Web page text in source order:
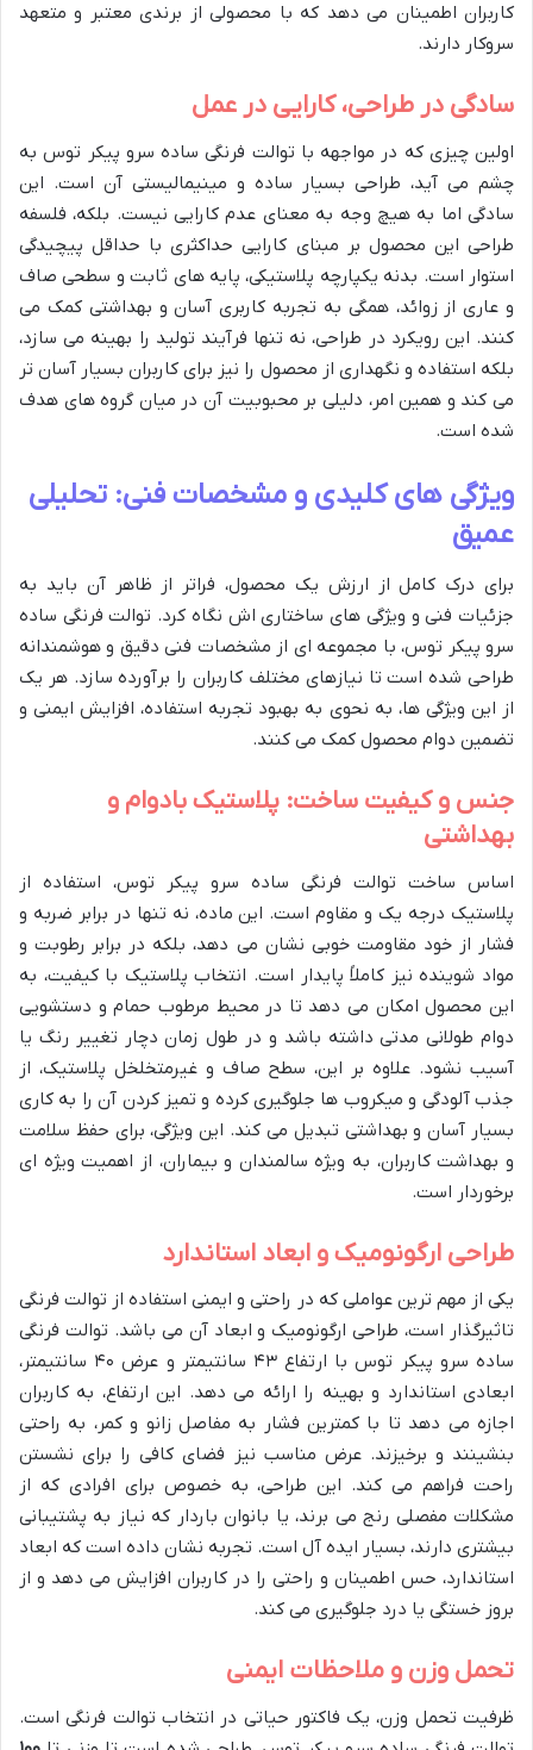
کاربران اطمینان می دهد که با محصولی از برندی معتبر و متعهد
سروکار دارند.
سادگی در طراحی، کارایی در عمل
اولین چیزی که در مواجهه با توالت فرنگی ساده سرو پیکر توس به
چشم می آید، طراحی بسیار ساده و مینیمالیستی آن است. این
سادگی اما به هیچ وجه به معنای عدم کارایی نیست. بلکه، فلسفه
طراحی این محصول بر مبنای کارایی حداکثری با حداقل پیچیدگی
استوار است. بدنه یکپارچه پلاستیکی، پایه های ثابت و سطحی صاف
و عاری از زوائد، همگی به تجربه کاربری آسان و بهداشتی کمک می
کنند. این رویکرد در طراحی، نه تنها فرآیند تولید را بهینه می سازد،
بلکه استفاده و نگهداری از محصول را نیز برای کاربران بسیار آسان تر
می کند و همین امر، دلیلی بر محبوبیت آن در میان گروه های هدف
شده است.
ویژگی های کلیدی و مشخصات فنی: تحلیلی
عمیق
برای درک کامل از ارزش یک محصول، فراتر از ظاهر آن باید به
جزئیات فنی و ویژگی های ساختاری اش نگاه کرد. توالت فرنگی ساده
سرو پیکر توس، با مجموعه ای از مشخصات فنی دقیق و هوشمندانه
طراحی شده است تا نیازهای مختلف کاربران را برآورده سازد. هر یک
از این ویژگی ها، به نحوی به بهبود تجربه استفاده، افزایش ایمنی و
تضمین دوام محصول کمک می کنند.
جنس و کیفیت ساخت: پلاستیک بادوام و
بهداشتی
اساس ساخت توالت فرنگی ساده سرو پیکر توس، استفاده از
پلاستیک درجه یک و مقاوم است. این ماده، نه تنها در برابر ضربه و
فشار از خود مقاومت خوبی نشان می دهد، بلکه در برابر رطوبت و
مواد شوینده نیز کاملاً پایدار است. انتخاب پلاستیک با کیفیت، به
این محصول امکان می دهد تا در محیط مرطوب حمام و دستشویی
دوام طولانی مدتی داشته باشد و در طول زمان دچار تغییر رنگ یا
آسیب نشود. علاوه بر این، سطح صاف و غیرمتخلخل پلاستیک، از
جذب آلودگی و میکروب ها جلوگیری کرده و تمیز کردن آن را به کاری
بسیار آسان و بهداشتی تبدیل می کند. این ویژگی، برای حفظ سلامت
و بهداشت کاربران، به ویژه سالمندان و بیماران، از اهمیت ویژه ای
برخوردار است.
طراحی ارگونومیک و ابعاد استاندارد
یکی از مهم ترین عواملی که در راحتی و ایمنی استفاده از توالت فرنگی
تاثیرگذار است، طراحی ارگونومیک و ابعاد آن می باشد. توالت فرنگی
ساده سرو پیکر توس با ارتفاع ۴۳ سانتیمتر و عرض ۴۰ سانتیمتر،
ابعادی استاندارد و بهینه را ارائه می دهد. این ارتفاع، به کاربران
اجازه می دهد تا با کمترین فشار به مفاصل زانو و کمر، به راحتی
بنشینند و برخیزند. عرض مناسب نیز فضای کافی را برای نشستن
راحت فراهم می کند. این طراحی، به خصوص برای افرادی که از
مشکلات مفصلی رنج می برند، یا بانوان باردار که نیاز به پشتیبانی
بیشتری دارند، بسیار ایده آل است. تجربه نشان داده است که ابعاد
استاندارد، حس اطمینان و راحتی را در کاربران افزایش می دهد و از
بروز خستگی یا درد جلوگیری می کند.
تحمل وزن و ملاحظات ایمنی
ظرفیت تحمل وزن، یک فاکتور حیاتی در انتخاب توالت فرنگی است.